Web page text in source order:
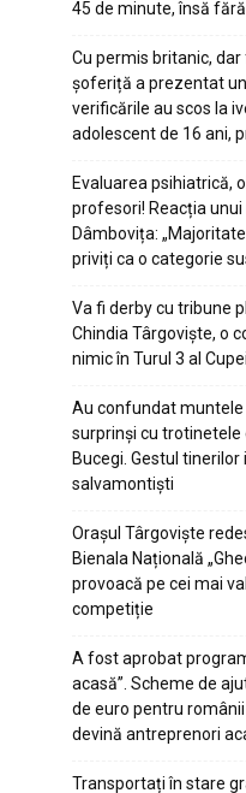
45 de minute, însă
Cu permis britanic,
șoferiță a prezentat
verificările au scos la
adolescent de 16 ani,
Evaluarea psihiatrică,
profesori! Reacția
Dâmbovița:
priviți ca o categorie
Va fi derby cu tribune
Chindia Târgoviște, o
nimic în Turul 3 al
Au confundat muntele
surprinși cu trotinetele
Bucegi. Gestul
salvamontiști
Orașul Târgoviște
Bienala Națională
provoacă pe cei mai
competiție
A fost aprobat
acasă”. Scheme de
de euro pentru
devină antreprenori
Transportați în stare